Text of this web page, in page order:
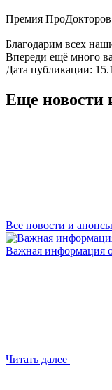
Премия ПроДокторов
Благодарим всех
Впереди ещё много
Дата публикации:
Еще новости
Все новости и
Важная информация
Читать далее